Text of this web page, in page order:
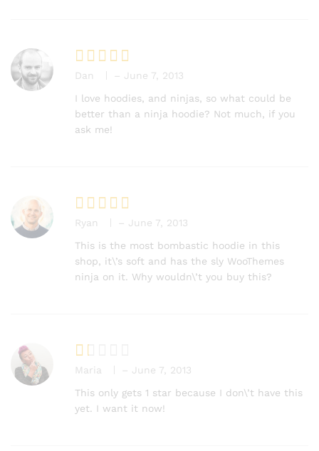
Rated4
out of 5
Dan – June 7, 2013
I love hoodies, and ninjas, so what could be
better than a ninja hoodie? Not much, if you
ask me!
Rated 5
out of 5
Ryan – June 7, 2013
This is the most bombastic hoodie in this
shop, it\’s soft and has the sly WooThemes
ninja on it. Why wouldn\’t you buy this?
R
at
e
Maria – June 7, 2013
This only gets 1 star because I don\’t have this
yet. I want it now!